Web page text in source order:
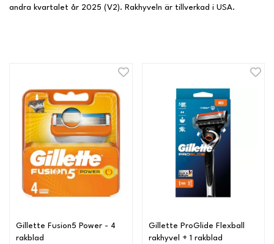
andra kvartalet år 2025 (V2). Rakhyveln är tillverkad i USA.
Gillette Fusion5 Power - 4
rakblad
Gillette ProGlide Flexball
rakhyvel + 1 rakblad